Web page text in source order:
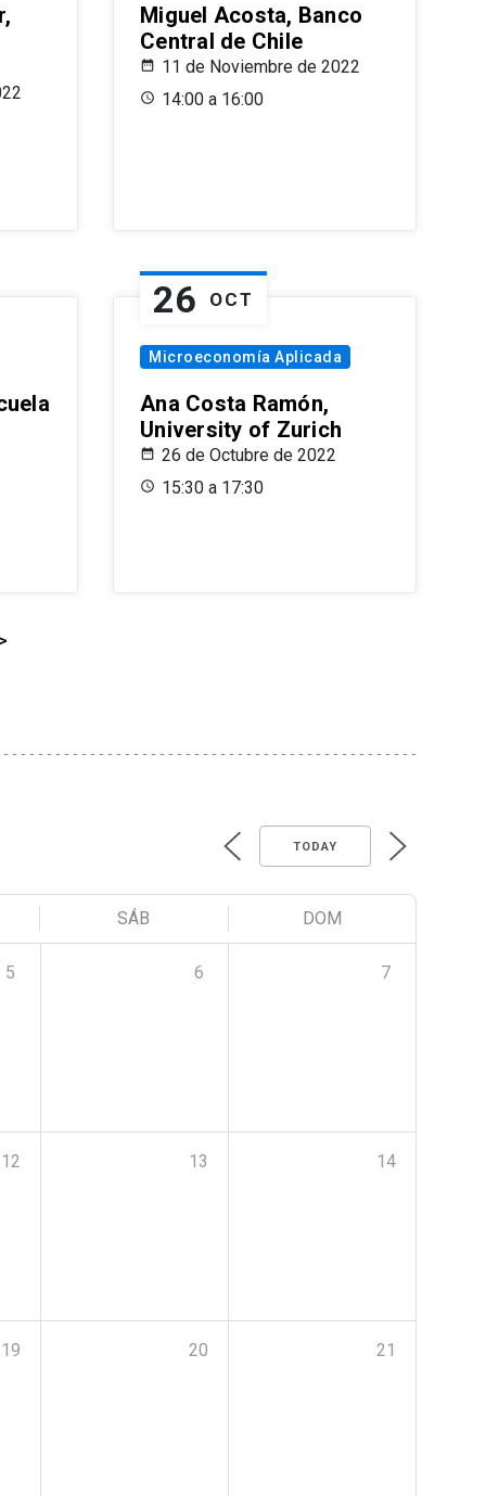
Miguel Acosta, Banco
Central de Chile
11 de Noviembre de 2022
14:00 a 16:00
26 OCT
Microeconomía Aplicada
Ana Costa Ramón,
University of Zurich
26 de Octubre de 2022
15:30 a 17:30
TODAY
SÁB DOM
5 6 7
12 13 14
19 20 21